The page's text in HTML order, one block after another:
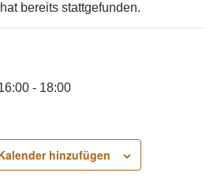
bereits stattgefunden.
- 18:00
hinzufügen